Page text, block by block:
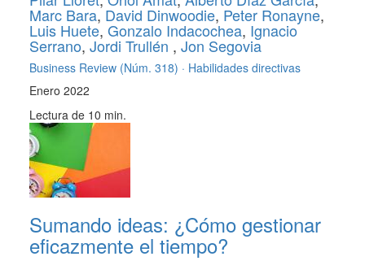
Marc Bara,David Dinwoodie, Peter Ronayne,
Luis Huete, Gonzalo Indacochea, Ignacio
Serrano, Jordi Trullén , Jon Segovia
Business Review (Núm. 318) · Habilidades directivas
Enero 2022
Lectura de 10 min.
Sumando ideas: ¿Cómo gestionar
eficazmente el tiempo?